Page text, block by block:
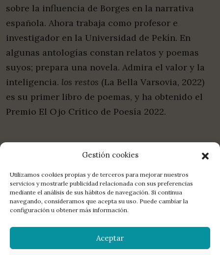
Gestión cookies
Utilizamos cookies propias y de terceros para mejorar nuestros
servicios y mostrarle publicidad relacionada con sus preferencias
mediante el análisis de sus hábitos de navegación. Si continua
navegando, consideramos que acepta su uso. Puede cambiar la
configuración u obtener más información.
Aceptar
sobre la influencia de Borges en la narrativa
española. Ahora trabaja como profesor e
investigador en la Universidad de Pekín. En
algunas antologías constan relatos y poemas
suyos; prepara una novela. Admira el valor y la
inteligencia. los restos (La Bella Varsovia, 2022)
es su primer libro de poemas, y ha obtenido el
Premio El Ojo Crítico de Poesía 2022.
COMPARTE:FACEBOOKTWITTERE-MAIL
LA EDITORIAL DISTRIBUCIÓN
NEWSLETTER
CONTACTO
AGENDA
LIBROS
© 2026 La Bella Varsovia. All rights reserved.Aviso legal,política de